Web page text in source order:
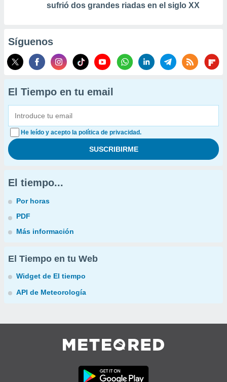
sufrió dos grandes riadas en el siglo XX
Síguenos
El Tiempo en tu email
He leído y acepto la política de privacidad.
El tiempo...
Por horas
PDF
Más información
El Tiempo en tu Web
Widget de El tiempo
API de Meteorología